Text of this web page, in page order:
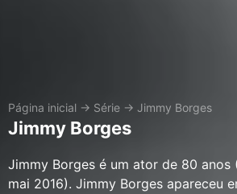
Página inicial → Série → Jimmy Borges
Jimmy Borges
Jimmy Borges é um ator de 80 anos
mai 2016). Jimmy Borges apareceu